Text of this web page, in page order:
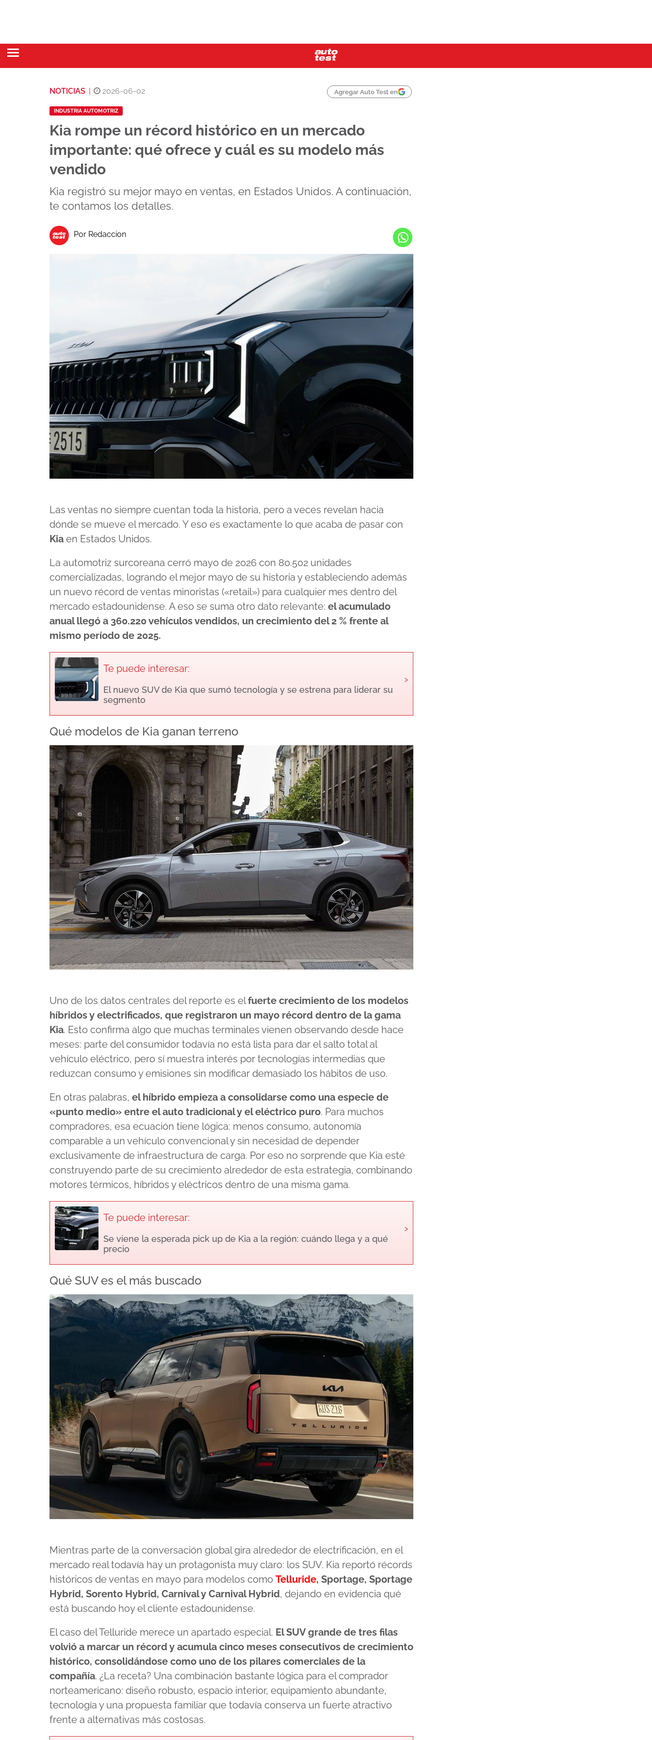
NOTICIAS 2026-06-02 Agregar Auto Test en
INDUSTRIA AUTOMOTRIZ
Kia rompe un récord histórico en un mercado
importante: qué ofrece y cuál es su modelo más
vendido
Kia registró su mejor mayo en ventas, en Estados Unidos. A continuación,
te contamos los detalles.
Por Redaccion
Las ventas no siempre cuentan toda la historia, pero a veces revelan hacia
dónde se mueve el mercado. Y eso es exactamente lo que acaba de pasar con
Kia en Estados Unidos.
La automotriz surcoreana cerró mayo de 2026 con 80.502 unidades
comercializadas, logrando el mejor mayo de su historia y estableciendo además
un nuevo récord de ventas minoristas («retail») para cualquier mes dentro del
mercado estadounidense. A eso se suma otro dato relevante: el acumulado
anual llegó a 360.220 vehículos vendidos, un crecimiento del 2 % frente al
mismo período de 2025.
Te puede interesar:
El nuevo SUV de Kia que sumó tecnología y se estrena para liderar su
segmento
›
Qué modelos de Kia ganan terreno
Uno de los datos centrales del reporte es elfuerte crecimiento de los modelos
híbridos y electrificados, que registraron un mayo récord dentro de la gama
Kia. Esto confirma algo que muchas terminales vienen observando desde hace
meses: parte del consumidor todavía no está lista para dar el salto total al
vehículo eléctrico, pero sí muestra interés por tecnologías intermedias que
reduzcan consumo y emisiones sin modificar demasiado los hábitos de uso.
En otras palabras, el híbrido empieza a consolidarse como una especie de
«punto medio» entre el auto tradicional y el eléctrico puro. Para muchos
compradores, esa ecuación tiene lógica: menos consumo, autonomía
comparable a un vehículo convencional y sin necesidad de depender
exclusivamente de infraestructura de carga. Por eso no sorprende que Kia esté
construyendo parte de su crecimiento alrededor de esta estrategia, combinando
motores térmicos, híbridos y eléctricos dentro de una misma gama.
Te puede interesar:
Se viene la esperada pick up de Kia a la región: cuándo llega y a qué
precio
›
Qué SUV es el más buscado
Mientras parte de la conversación global gira alrededor de electrificación, en el
mercado real todavía hay un protagonista muy claro: los SUV. Kia reportó récords
históricos de ventas en mayo para modelos como Telluride, Sportage, Sportage
Hybrid, Sorento Hybrid, Carnival y Carnival Hybrid, dejando en evidencia qué
está buscando hoy el cliente estadounidense.
El caso del Telluride merece un apartado especial. El SUV grande de tres filas
volvió a marcar un récord y acumula cinco meses consecutivos de crecimiento
histórico, consolidándose como uno de los pilares comerciales de la
compañía. ¿La receta? Una combinación bastante lógica para el comprador
norteamericano: diseño robusto, espacio interior, equipamiento abundante,
tecnología y una propuesta familiar que todavía conserva un fuerte atractivo
frente a alternativas más costosas.